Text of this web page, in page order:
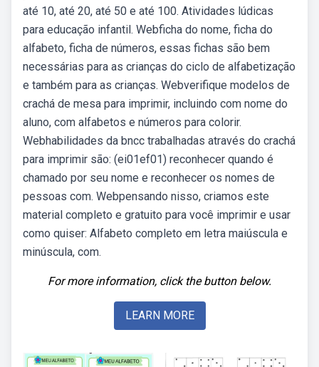
até 10, até 20, até 50 e até 100. Atividades lúdicas
para educação infantil. Webficha do nome, ficha do
alfabeto, ficha de números, essas fichas são bem
necessárias para as crianças do ciclo de alfabetização
e também para as crianças. Webverifique modelos de
crachá de mesa para imprimir, incluindo com nome do
aluno, com alfabetos e números para colorir.
Webhabilidades da bncc trabalhadas através do crachá
para imprimir são: (ei01ef01) reconhecer quando é
chamado por seu nome e reconhecer os nomes de
pessoas com. Webpensando nisso, criamos este
material completo e gratuito para você imprimir e usar
como quiser: Alfabeto completo em letra maiúscula e
minúscula, com.
For more information, click the button below.
LEARN MORE